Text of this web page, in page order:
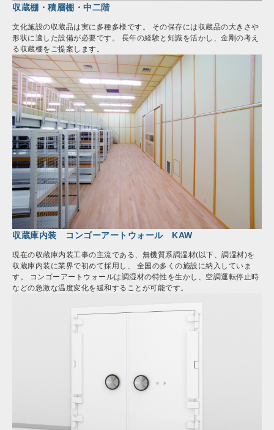
収蔵棚・積層棚・中二階
文化施設の収蔵品は実に多種多様です。 その保存には収蔵品の大きさや
形状に適した設備が必要です。 長年の経験と知識を活かし、金剛の考え
る収蔵棚をご提案します。
収蔵庫内装 コンゴーアートウォール KAW
現在の収蔵庫内装工事の主流である、無機質系調湿材(以下、調湿材)を
収蔵庫内装に業界で初めて採用し、 全国の多くの施設に納入していま
す。 コンゴーアートウォールは調湿材の特性を生かし、空調運転停止時
などの急激な温度変化を緩和することが可能です。